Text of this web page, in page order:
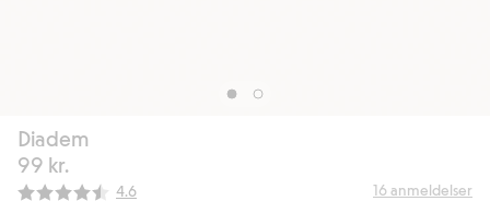
Diadem
99 kr.
Gjennomsnittskarakter:
4.6 16 anmeldelser